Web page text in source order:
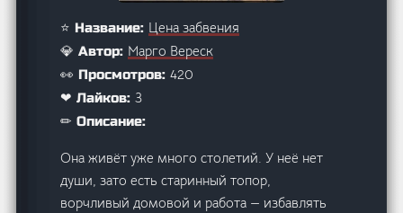
⭐ Название: Цена забвения
💎 Автор: Марго Вереск
👀 Просмотров:420
❤ Лайков:3
✏ Описание:
Она живёт уже много столетий. У неё нет
души, зато есть старинный топор,
ворчливый домовой и работа — избавлять